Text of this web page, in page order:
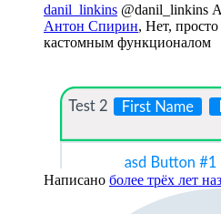
danil_linkins @danil_linkins
Антон Спирин, Нет,
кастомным функционалом
Написано более трёх лет